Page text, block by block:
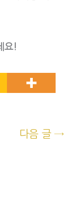
요!
다음 글→